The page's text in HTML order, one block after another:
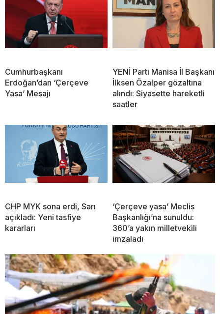
Cumhurbaşkanı
Erdoğan’dan ‘Çerçeve
Yasa’ Mesajı
YENİ Parti Manisa İl Başkanı
İlksen Özalper gözaltına
alındı: Siyasette hareketli
saatler
CHP MYK sona erdi, Sarı
açıkladı: Yeni tasfiye
kararları
‘Çerçeve yasa’ Meclis
Başkanlığı’na sunuldu:
360’a yakın milletvekili
imzaladı